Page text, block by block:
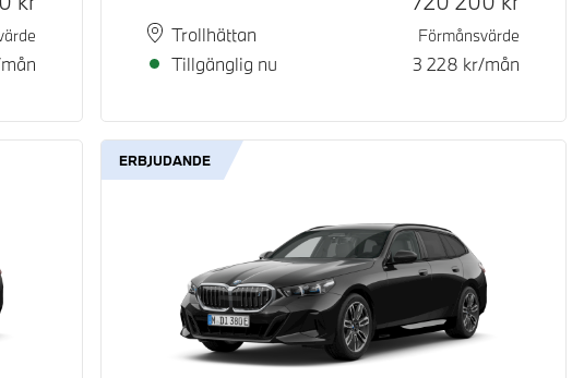
PlatsTrollhättan
Leveranstid
Tillgänglig nu
Förmånsvärde
3 228 kr/mån
ERBJUDANDE